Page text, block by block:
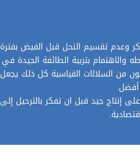
وعدم تقسيم النحل قبل الفيض بفترة
والاهتمام بتربية الطائفة الجيدة في
من السلالات القياسية كل ذلك يجعل
أفضل.
إنتاج جيد قبل ان تفكر بالترحيل إلى